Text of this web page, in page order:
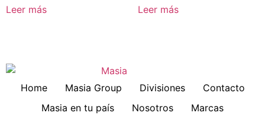
Leer más Leer más
Home Masia Group Divisiones
Contacto
Masia en tu país
Nosotros
Marcas